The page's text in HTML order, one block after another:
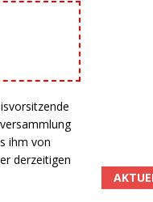
ihm von
derzeitigen